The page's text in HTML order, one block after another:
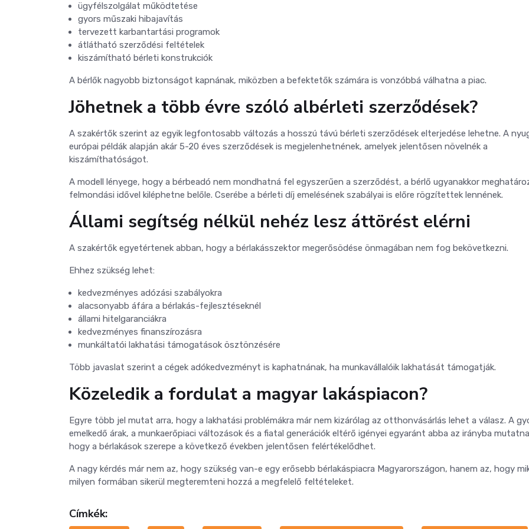
ügyfélszolgálat működtetése
gyors műszaki hibajavítás
tervezett karbantartási programok
átlátható szerződési feltételek
kiszámítható bérleti konstrukciók
A bérlők nagyobb biztonságot kapnának, miközben a befektetők számára is vonzóbbá válhatna a piac.
Jöhetnek a több évre szóló albérleti szerződések?
A szakértők szerint az egyik legfontosabb változás a hosszú távú bérleti szerződések elterjedése lehetne. A
európai példák alapján akár 5-20 éves szerződések is megjelenhetnének, amelyek jelentősen növelnék a
kiszámíthatóságot.
A modell lényege, hogy a bérbeadó nem mondhatná fel egyszerűen a szerződést, a bérlő ugyanakkor
felmondási idővel kiléphetne belőle. Cserébe a bérleti díj emelésének szabályai is előre rögzítettek lennének.
Állami segítség nélkül nehéz lesz áttörést elérni
A szakértők egyetértenek abban, hogy a bérlakásszektor megerősödése önmagában nem fog bekövetkezni.
Ehhez szükség lehet:
kedvezményes adózási szabályokra
alacsonyabb áfára a bérlakás-fejlesztéseknél
állami hitelgaranciákra
kedvezményes finanszírozásra
munkáltatói lakhatási támogatások ösztönzésére
Több javaslat szerint a cégek adókedvezményt is kaphatnának, ha munkavállalóik lakhatását támogatják.
Közeledik a fordulat a magyar lakáspiacon?
Egyre több jel mutat arra, hogy a lakhatási problémákra már nem kizárólag az otthonvásárlás lehet a válasz. A
emelkedő árak, a munkaerőpiaci változások és a fiatal generációk eltérő igényei egyaránt abba az irányba
hogy a bérlakások szerepe a következő években jelentősen felértékelődhet.
A nagy kérdés már nem az, hogy szükség van-e egy erősebb bérlakáspiacra Magyarországon, hanem az, hogy
milyen formában sikerül megteremteni hozzá a megfelelő feltételeket.
Címkék: